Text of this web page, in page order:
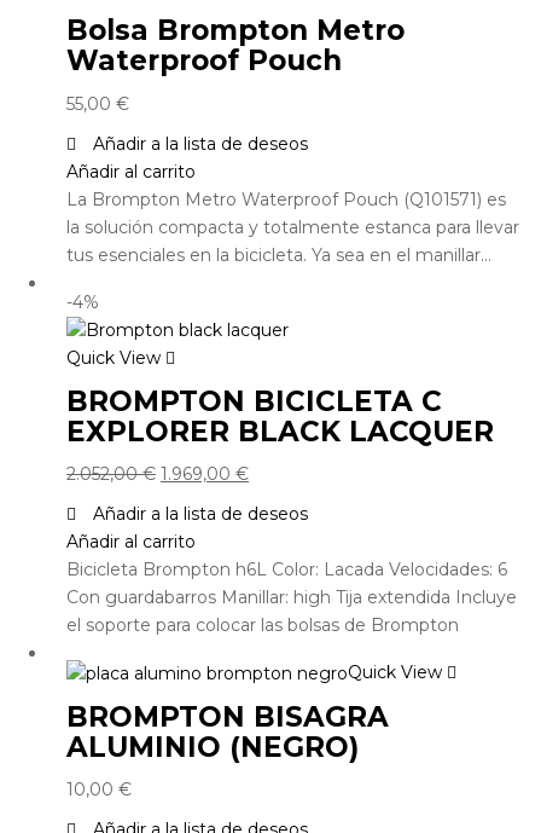
Bolsa Brompton Metro
Waterproof Pouch
55,00 €
Añadir a la lista de deseos
Añadir al carrito
La Brompton Metro Waterproof Pouch (Q101571) es
la solución compacta y totalmente estanca para llevar
tus esenciales en la bicicleta. Ya sea en el manillar…
-4%
Quick View
BROMPTON BICICLETA C
EXPLORER BLACK LACQUER
2.052,00€ 1.969,00 €
Añadir a la lista de deseos
Añadir al carrito
Bicicleta Brompton h6L Color: Lacada Velocidades: 6
Con guardabarros Manillar: high Tija extendida Incluye
el soporte para colocar las bolsas de Brompton
Quick View
BROMPTON BISAGRA
ALUMINIO (NEGRO)
10,00 €